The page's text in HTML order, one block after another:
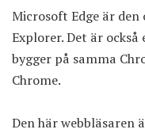
Microsoft Edge är
Explorer. Det är
bygger på samma
Chrome.
Den här webbläsaren